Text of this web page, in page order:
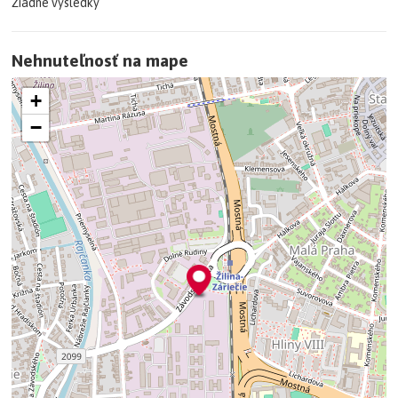
Nehnuteľnosť na mape
+
−